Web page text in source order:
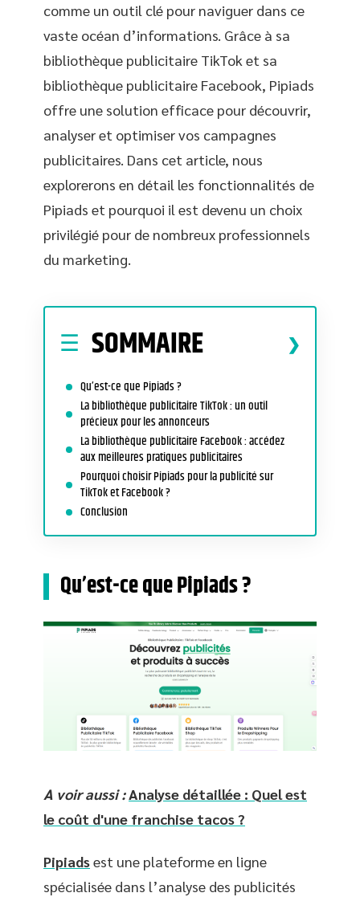
comme un outil clé pour naviguer dans ce
vaste océan d’informations. Grâce à sa
bibliothèque publicitaire TikTok et sa
bibliothèque publicitaire Facebook, Pipiads
offre une solution efficace pour découvrir,
analyser et optimiser vos campagnes
publicitaires. Dans cet article, nous
explorerons en détail les fonctionnalités de
Pipiads et pourquoi il est devenu un choix
privilégié pour de nombreux professionnels
du marketing.
SOMMAIRE
Qu’est-ce que Pipiads ?
La bibliothèque publicitaire TikTok : un outil
précieux pour les annonceurs
La bibliothèque publicitaire Facebook : accédez
aux meilleures pratiques publicitaires
Pourquoi choisir Pipiads pour la publicité sur
TikTok et Facebook ?
Conclusion
Qu’est-ce que Pipiads ?
A voir aussi :Analyse détaillée : Quel est
le coût d'une franchise tacos ?
Pipiadsest une plateforme en ligne
spécialisée dans l’analyse des publicités